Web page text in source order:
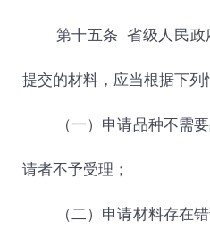
第十五条 省级人民政
提交的材料，应当根据下列
（一）申请品种不需
请者不予受理；
（二）申请材料存在